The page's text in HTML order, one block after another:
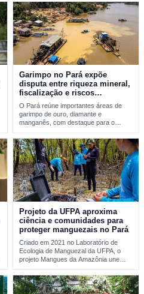
Garimpo no Pará expõe
disputa entre riqueza mineral,
fiscalização e riscos
ambientais
O Pará reúne importantes áreas de
garimpo de ouro, diamante e
manganês, com destaque para o
Projeto da UFPA aproxima
ciência e comunidades para
proteger manguezais no Pará
Criado em 2021 no Laboratório de
Ecologia de Manguezal da UFPA, o
projeto Mangues da Amazônia une